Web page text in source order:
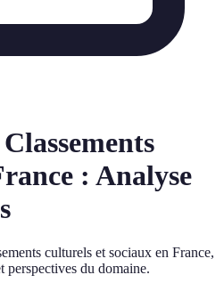
: Analyse
culturels et sociaux en France,
perspectives du domaine.